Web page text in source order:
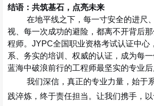
结语：共筑基石，点亮未来
在地平线之下，每一寸安全的进尺
视、每一次成功的避险，都离不开背后
程师。JYPC全国职业资格考试认证中心
系、务实的培训、权威的认证，成为每
蓝海中破浪前行的工程师最坚实的专业后
我们深信，真正的专业力量，始于
践淬炼，终于责任担当。让我们携手，